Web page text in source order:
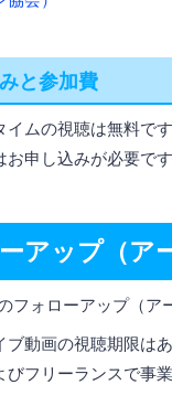
と参加費
イムの視聴は無料です
お申し込みが必要で
アップ（ア
フォローアップ（ア
ブ動画の視聴期限は
びフリーランスで事